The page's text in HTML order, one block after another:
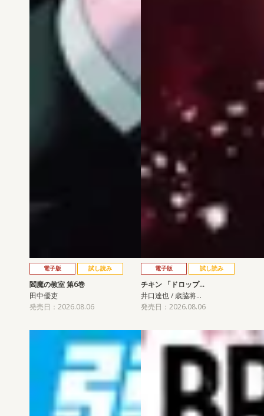
電子版 試し読み
閻魔の教室 第6巻
田中優吏
発売日：2026.08.06
電子版 試し読み
チキン 「ドロップ…
井口達也 / 歳脇将…
発売日：2026.08.06